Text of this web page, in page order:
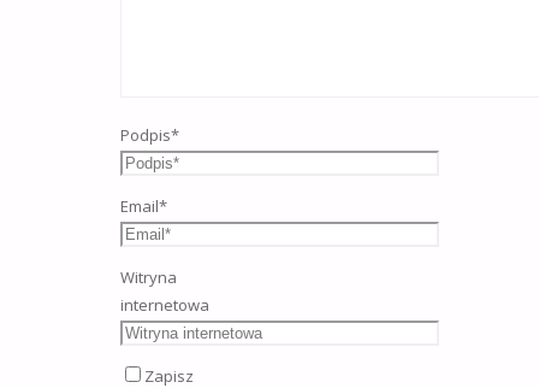
Podpis*
Email*
Witryna
internetowa
Zapisz